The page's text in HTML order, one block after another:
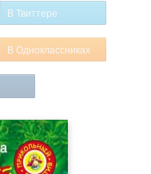
В Твиттере
В Одноклассниках